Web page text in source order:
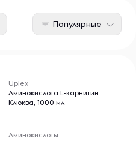
Популярные
Uplex
Аминокислота L-карнитин
Клюква, 1000 мл
Аминокислоты